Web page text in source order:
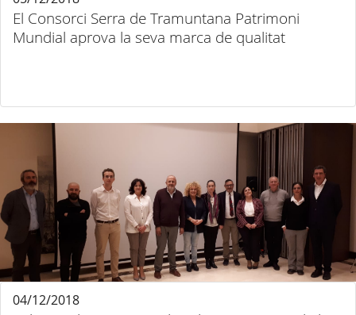
El Consorci Serra de Tramuntana Patrimoni
Mundial aprova la seva marca de qualitat
04/12/2018